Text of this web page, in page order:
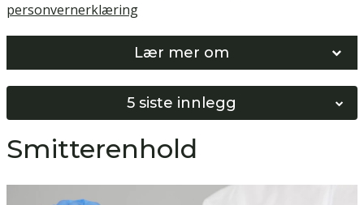
personvernerklæring
Lær mer om
5 siste innlegg
Norges Beste Vinduspusser 2026
Smitterenhold